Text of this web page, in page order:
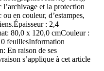
l’archivage et la protection
en couleur, d’estampes,
: 2,4
80,0 x 120,0 cmCouleur :
feuillesInformation
En raison de ses
s’applique à cet article